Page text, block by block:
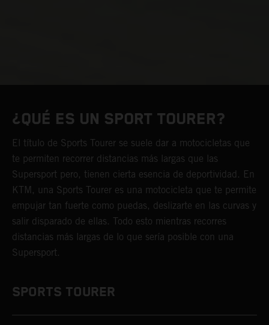
¿QUÉ ES UN SPORT TOURER?
El título de Sports Tourer se suele dar a motocicletas que
te permiten recorrer distancias más largas que las
Supersport pero, tienen cierta esencia de deportividad. En
KTM, una Sports Tourer es una motocicleta que te permite
empujar tan fuerte como puedas, deslizarte en las curvas y
salir disparado de ellas. Todo esto mientras recorres
distancias más largas de lo que sería posible con una
Supersport.
SPORTS TOURER